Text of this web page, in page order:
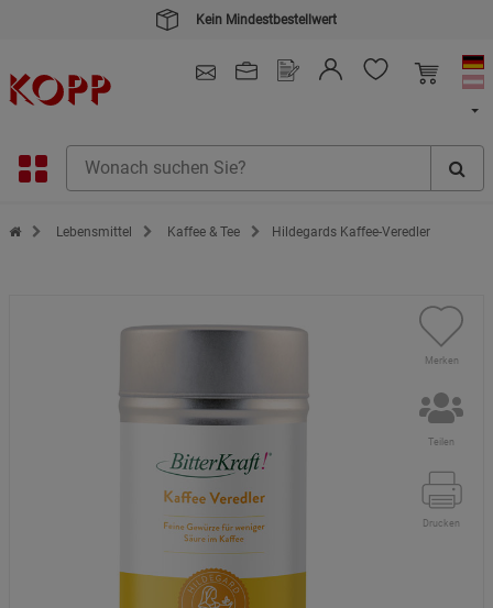
Kein Mindestbestellwert
Zur Startseite des Kopp Verlag Online-Shop
Lebensmittel Kaffee & Tee Hildegards Kaffee-Veredler
Merken
Teilen
Drucken